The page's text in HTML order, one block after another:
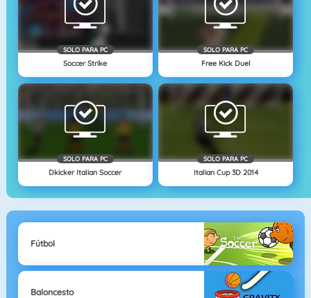
SOLO PARA PC
Soccer Strike
SOLO PARA PC
Free Kick Duel
SOLO PARA PC
Dkicker Italian Soccer
SOLO PARA PC
Italian Cup 3D 2014
Fútbol
Baloncesto